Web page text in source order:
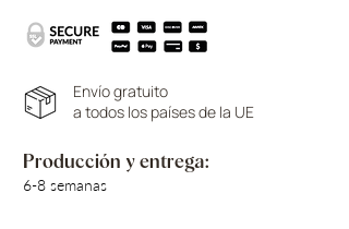
Envío gratuito
a todos los países de la UE
Producción y entrega:
6-8 semanas